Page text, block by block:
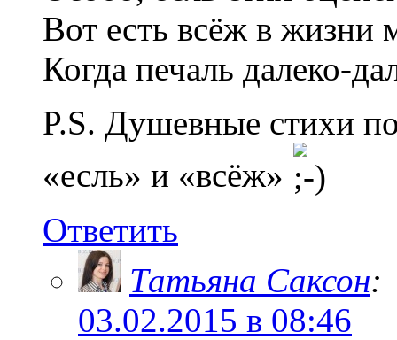
Вот есть всёж в жизни
Когда печаль далеко-
P.S. Душевные стихи
«есль» и «всёж»
Ответить
Татьяна Саксон:
03.02.2015 в 08:46